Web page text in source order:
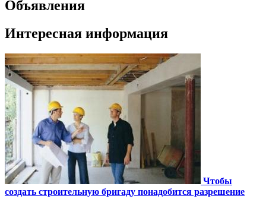
Объявления
Интересная информация
Чтобы
создать строительную бригаду понадобится разрешение